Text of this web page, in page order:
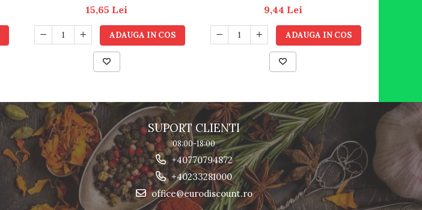
15,65 Lei
ADAUGA IN COS
9,44 Lei
ADAUGA IN COS
SUPORT CLIENTI
08:00-18:00
+40770794872
+40233281000
office@eurodiscount.ro